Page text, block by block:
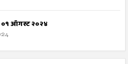
ऑगस्ट २०२४